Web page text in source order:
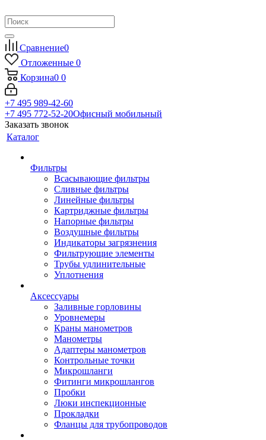
Сравнение0
Отложенные 0
Корзина0 0
+7 495 989-42-60
+7 495 772-52-20Офисный мобильный
Заказать звонок
Каталог
Фильтры
Всасывающие фильтры
Сливные фильтры
Линейные фильтры
Картриджные фильтры
Напорные фильтры
Воздушные фильтры
Индикаторы загрязнения
Фильтрующие элементы
Трубы удлинительные
Уплотнения
Аксессуары
Заливные горловины
Уровнемеры
Краны манометров
Манометры
Адаптеры манометров
Контрольные точки
Микрошланги
Фитинги микрошлангов
Пробки
Люки инспекционные
Прокладки
Фланцы для трубопроводов